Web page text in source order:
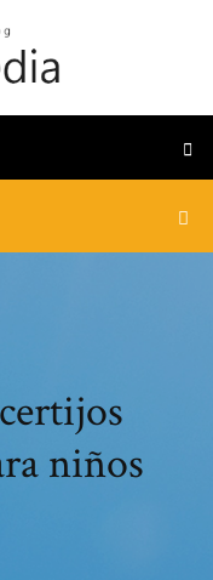
niños